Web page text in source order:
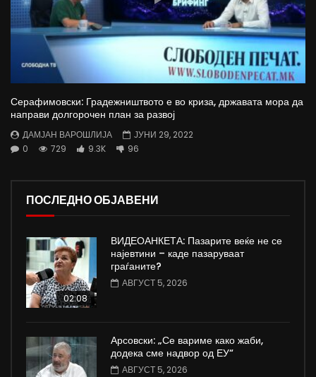
Серафимовски: Градежништвото е во криза, државата мора да
направи долгорочен план за развој
ДАМЈАН ВАРОШЛИЈА
ЈУНИ 29, 2022
0
729 9.3K 96
ПОСЛЕДНО ОБЈАВЕНИ
02:08
ВИДЕОАНКЕТА: Пазарите веќе не се
најевтини – каде пазаруваат
граѓаните?
АВГУСТ 5, 2026
Арсовски: „Се вариме како жаби,
додека сме надвор од ЕУ“
АВГУСТ 5, 2026